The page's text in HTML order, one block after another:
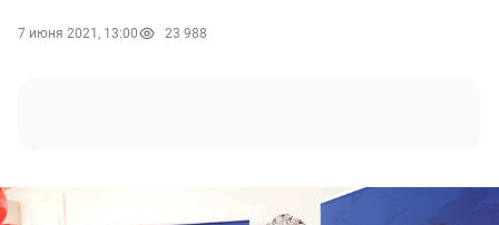
7 июня 2021, 13:00 23 988